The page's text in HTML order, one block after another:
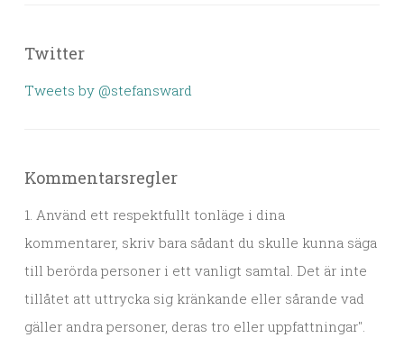
Twitter
Tweets by @stefansward
Kommentarsregler
1. Använd ett respektfullt tonläge i dina
kommentarer, skriv bara sådant du skulle kunna säga
till berörda personer i ett vanligt samtal. Det är inte
tillåtet att uttrycka sig kränkande eller sårande vad
gäller andra personer, deras tro eller uppfattningar".